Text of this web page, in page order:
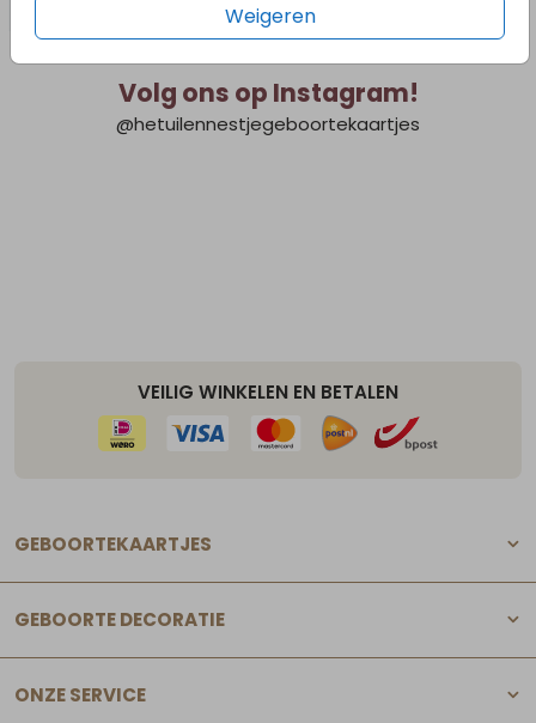
Weigeren
Volg ons op Instagram!
@hetuilennestjegeboortekaartjes
VEILIG WINKELEN EN BETALEN
GEBOORTEKAARTJES
GEBOORTE DECORATIE
ONZE SERVICE